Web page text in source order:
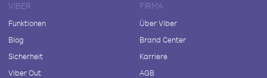
VIBER
Funktionen
Blog
Sicherheit
Viber Out
FIRMA
Über Viber
Brand Center
Karriere
AGB